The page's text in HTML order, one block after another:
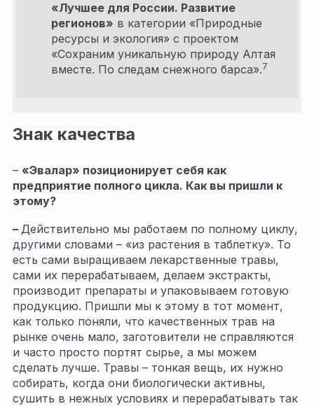
«Лучшее для России. Развитие
регионов» в категории «Природные
ресурсы и экология» с проектом
«Сохраним уникальную природу Алтая
вместе. По следам снежного барса».7
Знак качества
– «Эвалар» позиционирует себя как
предприятие полного цикла. Как вы пришли к
этому?
– Действительно мы работаем по полному циклу,
другими словами – «из растения в таблетку». То
есть сами выращиваем лекарственные травы,
сами их перерабатываем, делаем экстракты,
производит препараты и упаковываем готовую
продукцию. Пришли мы к этому в тот момент,
как только поняли, что качественных трав на
рынке очень мало, заготовители не справляются
и часто просто портят сырье, а мы можем
сделать лучше. Травы – тонкая вещь, их нужно
собирать, когда они биологически активны,
сушить в нежных условиях и перерабатывать так